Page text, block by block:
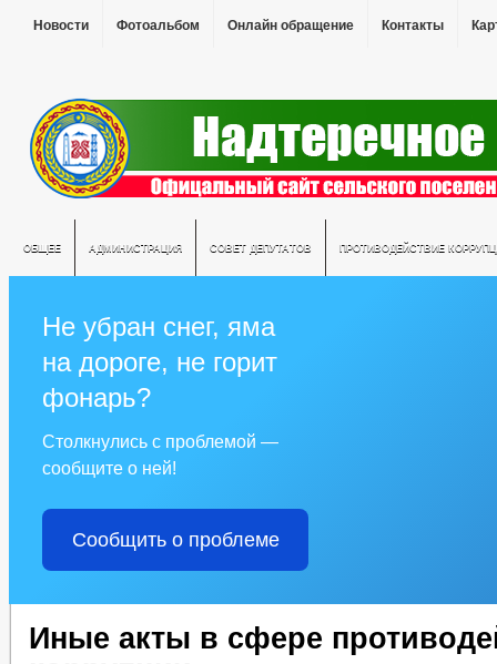
Новости Фотоальбом Онлайн обращение Контакты
ОБЩЕЕ АДМИНИСТРАЦИЯ СОВЕТ ДЕПУТАТОВ ПРОТИВОДЕЙСТВИЕ
Не убран снег, яма
на дороге, не горит
фонарь?
Столкнулись с проблемой —
сообщите о ней!
Сообщить о проблеме
Иные акты в сфере